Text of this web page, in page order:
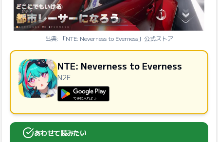
出典: 「NTE: Neverness to Everness」公式ストア
NTE: Neverness to Everness
N2E
あわせて読みたい